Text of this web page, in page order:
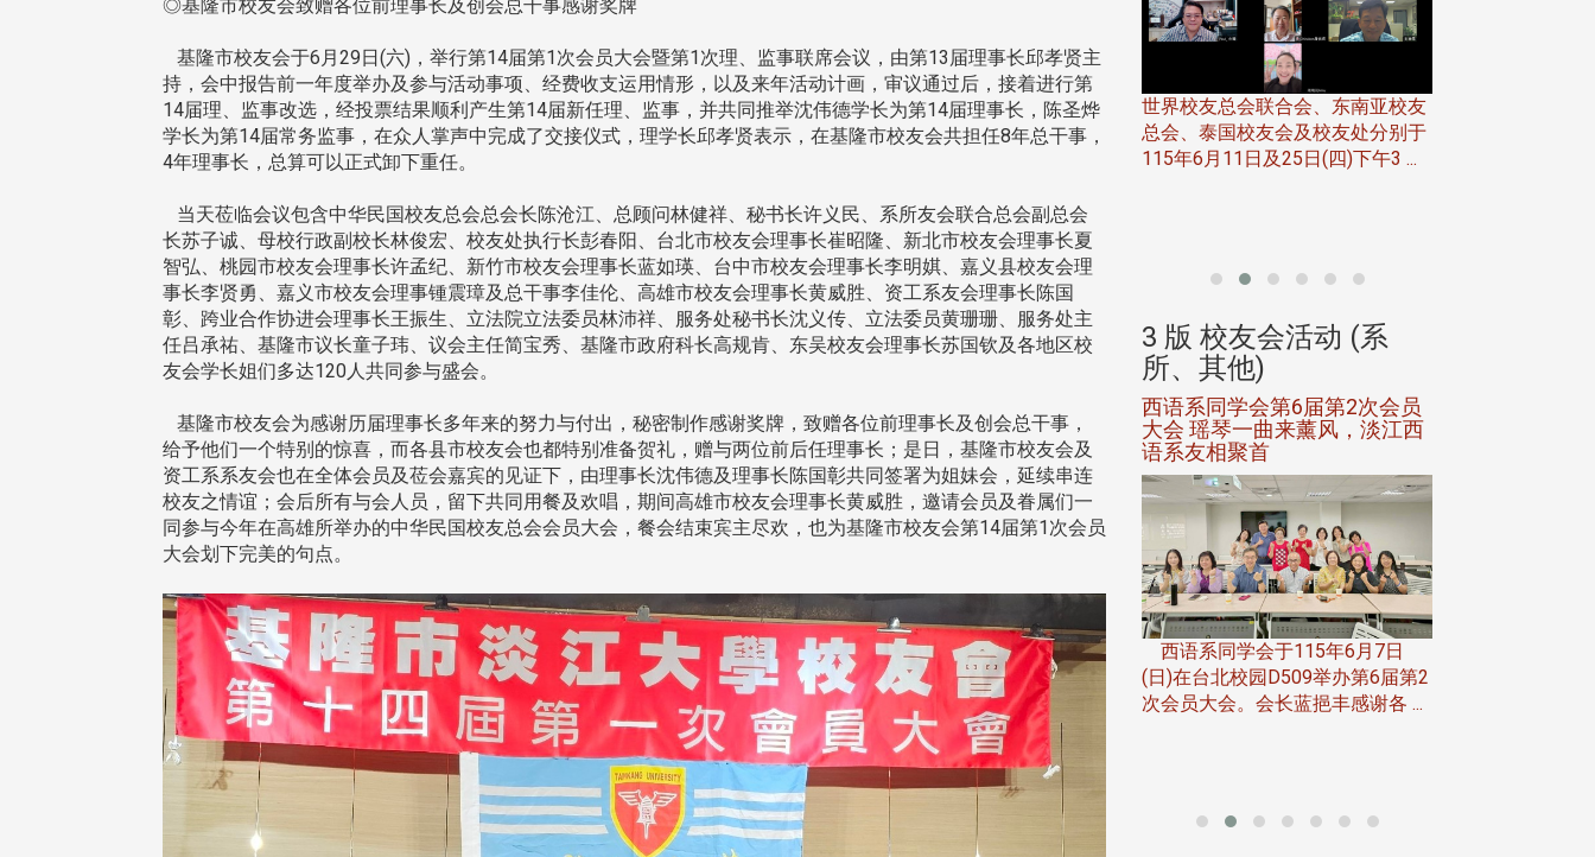
◎基隆市校友会致赠各位前理事长及创会总干事感谢奖牌
基隆市校友会于6月29日(六)，举行第14届第1次会员大会暨第1次理、监事联席会议，由第13届理事长邱孝贤主
持，会中报告前一年度举办及参与活动事项、经费收支运用情形，以及来年活动计画，审议通过后，接着进行第
14届理、监事改选，经投票结果顺利产生第14届新任理、监事，并共同推举沈伟德学长为第14届理事长，陈圣烨
学长为第14届常务监事，在众人掌声中完成了交接仪式，理学长邱孝贤表示，在基隆市校友会共担任8年总干事，
4年理事长，总算可以正式卸下重任。
当天莅临会议包含中华民国校友总会总会长陈沧江、总顾问林健祥、秘书长许义民、系所友会联合总会副总会
长苏子诚、母校行政副校长林俊宏、校友处执行长彭春阳、台北市校友会理事长崔昭隆、新北市校友会理事长夏
智弘、桃园市校友会理事长许孟纪、新竹市校友会理事长蓝如瑛、台中市校友会理事长李明娸、嘉义县校友会理
事长李贤勇、嘉义市校友会理事锺震璋及总干事李佳伦、高雄市校友会理事长黄威胜、资工系友会理事长陈国
彰、跨业合作协进会理事长王振生、立法院立法委员林沛祥、服务处秘书长沈义传、立法委员黄珊珊、服务处主
任吕承祐、基隆市议长童子玮、议会主任简宝秀、基隆市政府科长高规肯、东吴校友会理事长苏国钦及各地区校
友会学长姐们多达120人共同参与盛会。
基隆市校友会为感谢历届理事长多年来的努力与付出，秘密制作感谢奖牌，致赠各位前理事长及创会总干事，
给予他们一个特别的惊喜，而各县市校友会也都特别准备贺礼，赠与两位前后任理事长；是日，基隆市校友会及
资工系系友会也在全体会员及莅会嘉宾的见证下，由理事长沈伟德及理事长陈国彰共同签署为姐妹会，延续串连
校友之情谊；会后所有与会人员，留下共同用餐及欢唱，期间高雄市校友会理事长黄威胜，邀请会员及眷属们一
同参与今年在高雄所举办的中华民国校友总会会员大会，餐会结束宾主尽欢，也为基隆市校友会第14届第1次会员
大会划下完美的句点。
校友会于115年6月10日(三)
日(二)，27名校友夥伴一同前
台北市校友会于6月6日(六)举办
「新店瑠公圳知性健行活动」，在
姐的精 ...
访团由母校战略所所长李大中、 ...
南加州校友会于115年6月27日(日)
...
世界校友总会联合会、东南亚校友
总会、泰国校友会及校友处分别于
115年6月11日及25日(四)下午3 ...
校友会活动 (系
大学电子与电机系友会于115
月28日在台北校区盛大举办
人科技与前瞻应用论坛」，特
3 版 校友会活动 (系
所、其他)
共谱初夏欢乐乐章
在连日大雨阴霾下，风保系友会
在115年6月27日(六)举办的一日
游，神奇迎来超幸运好天气。大 ...
3 版 校友会活动 (系
长叶雅琴、杜天宝学长
香港校友会前会长叶雅琴学姐与
杜天宝学长一家，于115年6月4日
(四)返校拜访校友处，受到校友 ...
3 版 校友会活动 (系
届理事长
跨业合作协进会第二届第一次会员
大会于6月5日下午7时，在台北校
园D508室举行，本校潘伯申研发
长、 ...
3 版 校友会活动 (系
所、其他)
西语系同学会第6届第2次会员
大会 瑶琴一曲来薰风，淡江西
语系友相聚首
西语系同学会于115年6月7日
(日)在台北校园D509举办第6届第2
次会员大会。会长蓝挹丰感谢各 ...